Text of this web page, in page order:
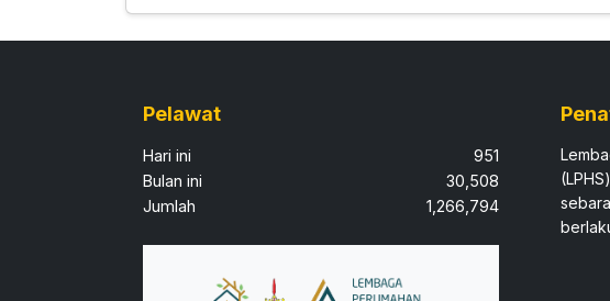
Pelawat
Hari ini
951
Bulan ini
30,508
Jumlah
1,266,794